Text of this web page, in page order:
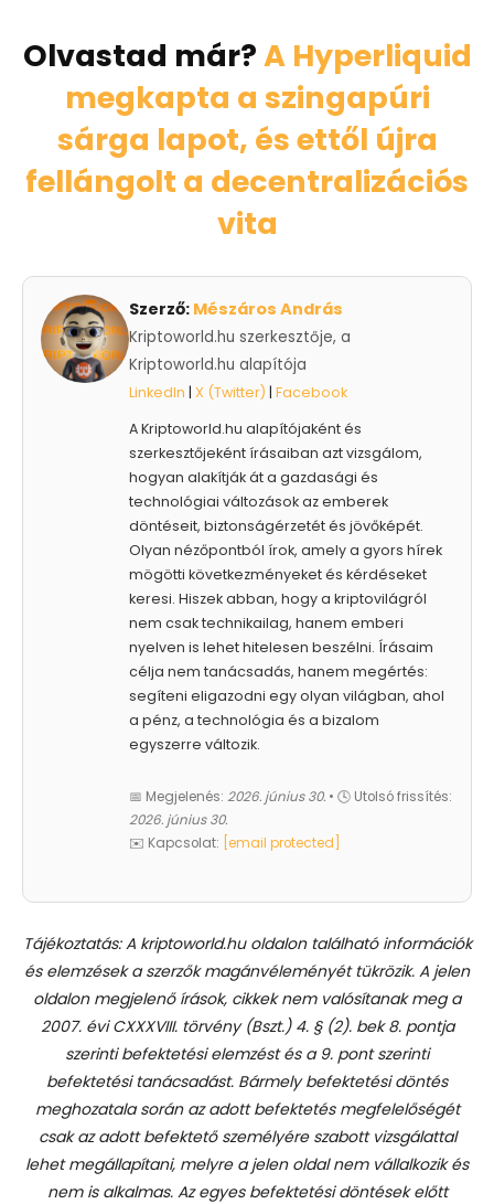
Olvastad már?A Hyperliquid
megkapta a szingapúri
sárga lapot, és ettől újra
fellángolt a decentralizációs
vita
Szerző: Mészáros András
Kriptoworld.hu szerkesztője, a
Kriptoworld.hu alapítója
LinkedIn | X (Twitter) | Facebook
A Kriptoworld.hu alapítójaként és
szerkesztőjeként írásaiban azt vizsgálom,
hogyan alakítják át a gazdasági és
technológiai változások az emberek
döntéseit, biztonságérzetét és jövőképét.
Olyan nézőpontból írok, amely a gyors hírek
mögötti következményeket és kérdéseket
keresi. Hiszek abban, hogy a kriptovilágról
nem csak technikailag, hanem emberi
nyelven is lehet hitelesen beszélni. Írásaim
célja nem tanácsadás, hanem megértés:
segíteni eligazodni egy olyan világban, ahol
a pénz, a technológia és a bizalom
egyszerre változik.
📅 Megjelenés: 2026. június 30. • 🕓 Utolsó frissítés:
2026. június 30.
✉️ Kapcsolat:
[email protected]
Tájékoztatás: A kriptoworld.hu oldalon található információk
és elemzések a szerzők magánvéleményét tükrözik. A jelen
oldalon megjelenő írások, cikkek nem valósítanak meg a
2007. évi CXXXVIII. törvény (Bszt.) 4. § (2). bek 8. pontja
szerinti befektetési elemzést és a 9. pont szerinti
befektetési tanácsadást. Bármely befektetési döntés
meghozatala során az adott befektetés megfelelőségét
csak az adott befektető személyére szabott vizsgálattal
lehet megállapítani, melyre a jelen oldal nem vállalkozik és
nem is alkalmas. Az egyes befektetési döntések előtt